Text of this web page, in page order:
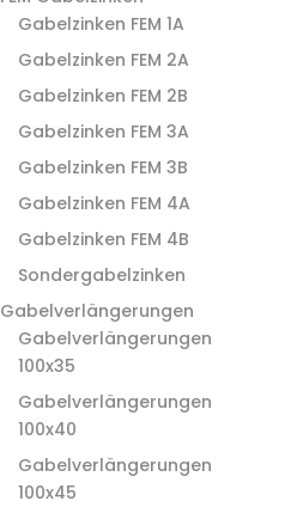
Gabelzinken FEM 1A
Gabelzinken FEM 2A
Gabelzinken FEM 2B
Gabelzinken FEM 3A
Gabelzinken FEM 3B
Gabelzinken FEM 4A
Gabelzinken FEM 4B
Sondergabelzinken
Gabelverlängerungen
Gabelverlängerungen
100x35
Gabelverlängerungen
100x40
Gabelverlängerungen
100x45